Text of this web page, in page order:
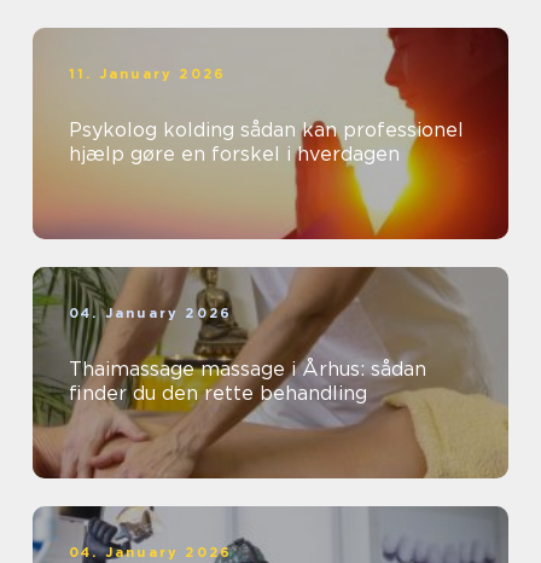
11. January 2026
Psykolog kolding sådan kan professionel
hjælp gøre en forskel i hverdagen
04. January 2026
Thaimassage massage i Århus: sådan
finder du den rette behandling
04. January 2026